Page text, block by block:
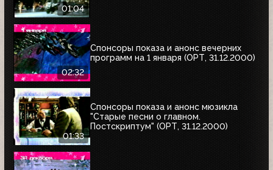
01:04
02:32
Спонсоры показа и анонс вечерних
программ на 1 января (ОРТ, 31.12.2000)
01:33
Спонсоры показа и анонс мюзикла
"Старые песни о главном.
Постскриптум" (ОРТ, 31.12.2000)